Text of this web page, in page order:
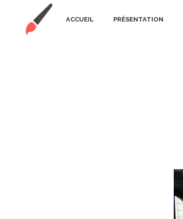
ACCUEIL PRÉSENTATION